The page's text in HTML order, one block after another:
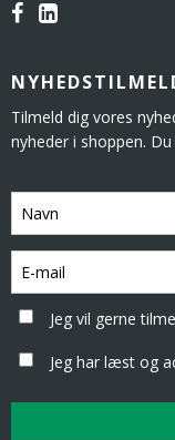
Tilmeld dig vores
nyheder i shoppen.
Jeg vil gerne
Jeg har læst og